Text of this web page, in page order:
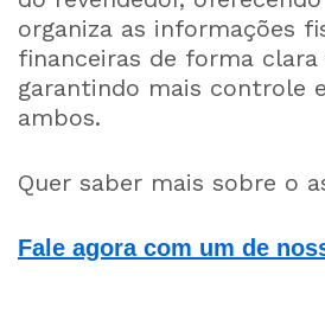
organiza as informações
financeiras de forma clara
garantindo mais controle
ambos.
Quer saber mais sobre o
Fale agora com um de